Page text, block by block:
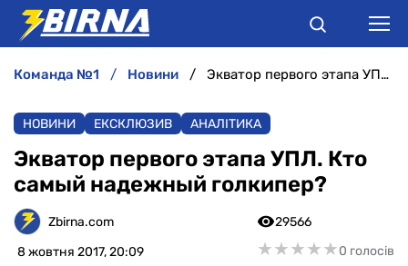
АНАЛІТИКА
ІНТЕРВ'Ю
РІЗНЕ
команда №1 новини Экватор первого этапа УПЛ. Кто самый надежный голкипер?
НОВИНИ ЕКСКЛЮЗИВ АНАЛІТИКА
Экватор первого этапа УПЛ. Кто
самый надежный голкипер?
Zbirna.com
8 жовтня 2017, 20:09
29566
★★★★★
★★★★★0 голосів